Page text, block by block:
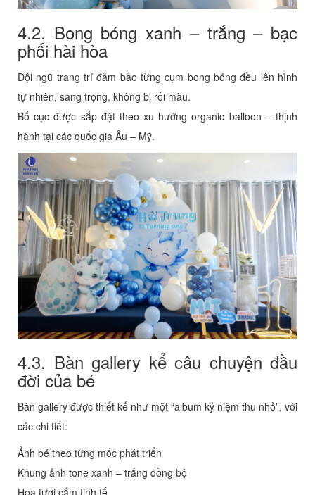
4.2. Bong bóng xanh – trắng – bạc
phối hài hòa
Đội ngũ trang trí đảm bảo từng cụm bong bóng đều lên hình
tự nhiên, sang trọng, không bị rối màu.
Bố cục được sắp đặt theo xu hướng organic balloon – thịnh
hành tại các quốc gia Âu – Mỹ.
4.3. Bàn gallery kể câu chuyện đầu
đời của bé
Bàn gallery được thiết kế như một “album kỷ niệm thu nhỏ”, với
các chi tiết:
Ảnh bé theo từng mốc phát triển
Khung ảnh tone xanh – trắng đồng bộ